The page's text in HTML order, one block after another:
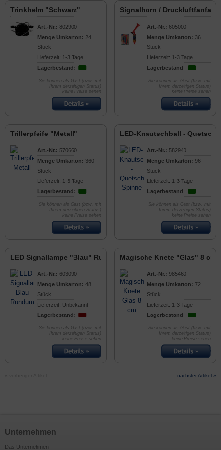
Trinkhelm "Schwarz"
Art.-Nr.: 802900
Menge Umkarton: 24
Stück
Lieferzeit: 1-3 Tage
Lagerbestand:
Sie können als Gast (bzw. mit
Ihrem derzeitigen Status)
keine Preise sehen
Signalhorn / Druckluftfanfare
Art.-Nr.: 605000
Menge Umkarton: 36
Stück
Lieferzeit: 1-3 Tage
Lagerbestand:
Sie können als Gast (bzw. mit
Ihrem derzeitigen Status)
keine Preise sehen
Trillerpfeife "Metall"
Art.-Nr.: 570660
Menge Umkarton: 360
Stück
Lieferzeit: 1-3 Tage
Lagerbestand:
Sie können als Gast (bzw. mit
Ihrem derzeitigen Status)
keine Preise sehen
LED-Knautschball -
Art.-Nr.: 582940
Menge Umkarton: 96
Stück
Lieferzeit: 1-3 Tage
Lagerbestand:
Sie können als Gast (bzw. mit
Ihrem derzeitigen Status)
keine Preise sehen
LED Signallampe "Blau" Rundumlicht
Art.-Nr.: 603090
Menge Umkarton: 48
Stück
Lieferzeit: Unbekannt
Lagerbestand:
Sie können als Gast (bzw. mit
Ihrem derzeitigen Status)
keine Preise sehen
Magische Knete "Glas" 8 cm
Art.-Nr.: 985460
Menge Umkarton: 72
Stück
Lieferzeit: 1-3 Tage
Lagerbestand:
Sie können als Gast (bzw. mit
Ihrem derzeitigen Status)
keine Preise sehen
nächster Artikel »
Unternehmen
Das Unternehmen